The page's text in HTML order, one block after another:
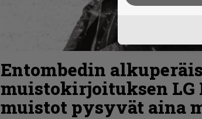
Entombedin
muistokirjoituksen LG
muistot pysyvät aina